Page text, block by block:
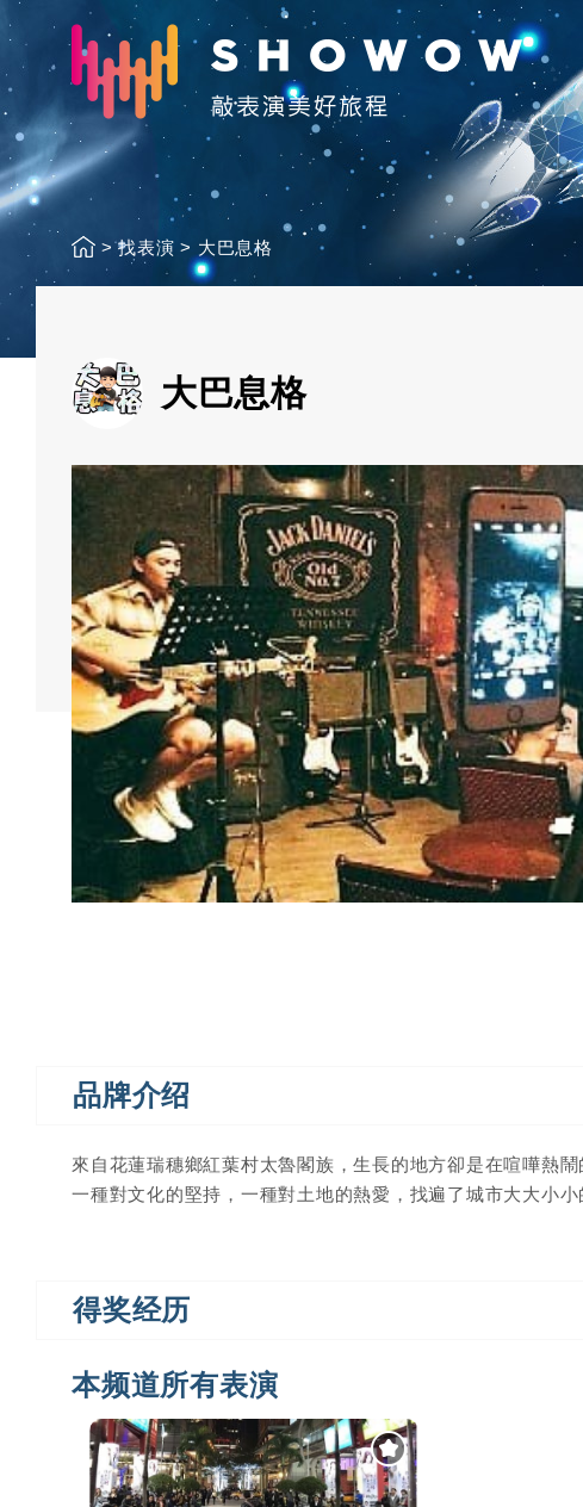
> 找表演 > 大巴息格
大巴息格
品牌介绍
來自花蓮瑞穗鄉紅葉村太魯閣族，生長的地方卻是在喧嘩熱
一種對文化的堅持，一種對土地的熱愛，找遍了城市大大小
得奖经历
本频道所有表演